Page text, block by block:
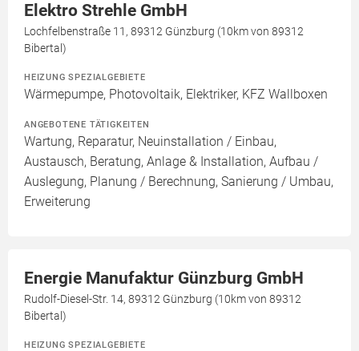
Elektro Strehle GmbH
Lochfelbenstraße 11, 89312 Günzburg (10km von 89312
Bibertal)
HEIZUNG SPEZIALGEBIETE
Wärmepumpe, Photovoltaik, Elektriker, KFZ Wallboxen
ANGEBOTENE TÄTIGKEITEN
Wartung, Reparatur, Neuinstallation / Einbau,
Austausch, Beratung, Anlage & Installation, Aufbau /
Auslegung, Planung / Berechnung, Sanierung / Umbau,
Erweiterung
Energie Manufaktur Günzburg GmbH
Rudolf-Diesel-Str. 14, 89312 Günzburg (10km von 89312
Bibertal)
HEIZUNG SPEZIALGEBIETE